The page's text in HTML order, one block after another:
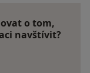
o tom,
navštívit?